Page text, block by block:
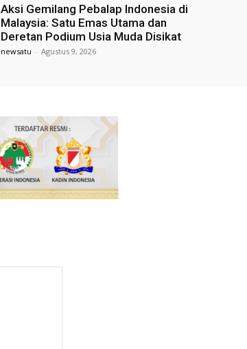
Aksi Gemilang Pebalap Indonesia di
Malaysia: Satu Emas Utama dan
Deretan Podium Usia Muda Disikat
newsatu - Agustus 9, 2026